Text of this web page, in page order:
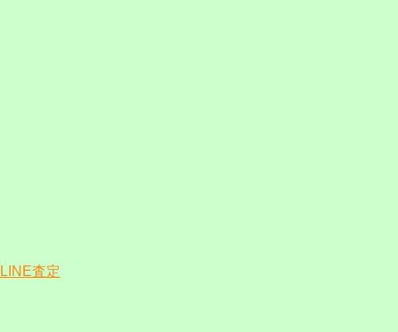
LINE査定